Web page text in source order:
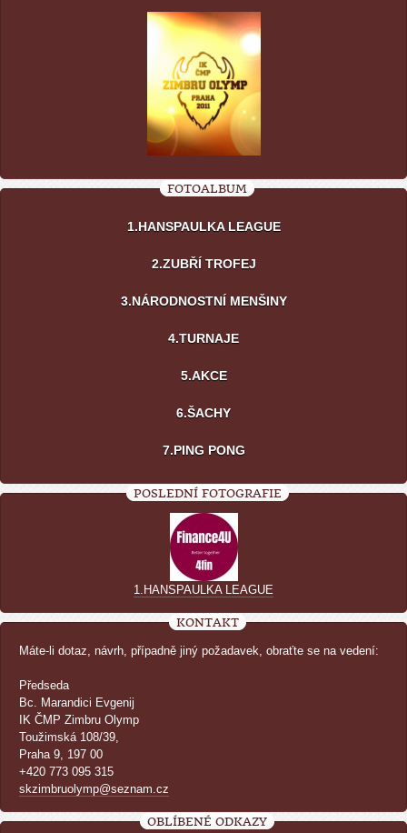
FOTOALBUM
1.HANSPAULKA LEAGUE
2.ZUBŘÍ TROFEJ
3.NÁRODNOSTNÍ MENŠINY
4.TURNAJE
5.AKCE
6.ŠACHY
7.PING PONG
POSLEDNÍ FOTOGRAFIE
1.HANSPAULKA LEAGUE
KONTAKT
Máte-li dotaz, návrh, případně jiný požadavek, obraťte se na vedení:
Předseda
Bc. Marandici Evgenij
IK ČMP Zimbru Olymp
Toužimská 108/39,
Praha 9, 197 00
+420 773 095 315
skzimbruolymp@seznam.cz
OBLÍBENÉ ODKAZY